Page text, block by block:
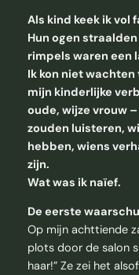
Als kind keek ik vol
Hun ogen
rimpels waren een
Ik kon niet wachten
mijn kinderlijke
oude, wijze vrouw
zouden luisteren,
hebben, wiens
zijn.
Wat was ik naïef.
De eerste
Op mijn achttiende
plots door de salon
haar!” Ze zei het